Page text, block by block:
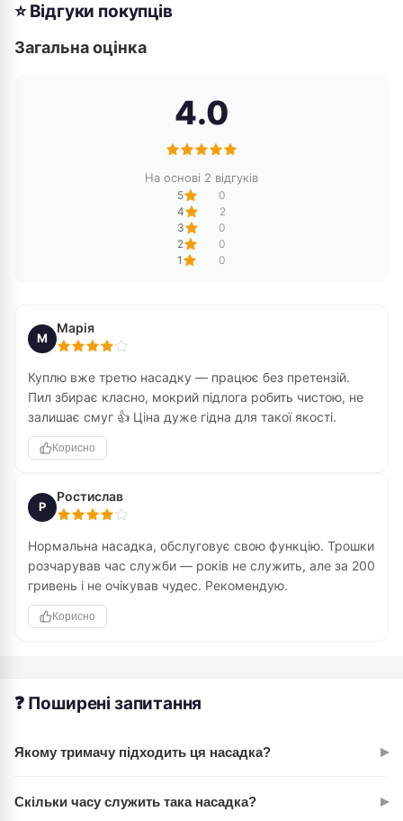
⭐ Відгуки покупців
Загальна оцінка
4.0
На основі 2 відгуків
5
0
4
2
3
0
2
0
1
0
М
Марія
Куплю вже третю насадку — працює без претензій.
Пил збирає класно, мокрий підлога робить чистою, не
залишає смуг 👍 Ціна дуже гідна для такої якості.
Корисно
Р
Ростислав
Нормальна насадка, обслуговує свою функцію. Трошки
розчарував час служби — років не служить, але за 200
гривень і не очікував чудес. Рекомендую.
Корисно
❓ Поширені запитання
Якому тримачу підходить ця насадка? ▸
40 см. Перевір розмір свого тримача перед покупкою — це
Скільки часу служить така насадка? ▸